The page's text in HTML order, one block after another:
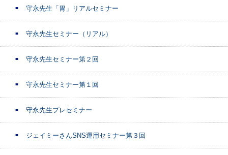
守永先生「胃」リアルセミナー
守永先生セミナー（リアル）
守永先生セミナー第２回
守永先生セミナー第１回
守永先生プレセミナー
ジェイミーさんSNS運用セミナー第３回